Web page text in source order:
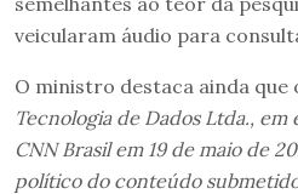
veicularam áudio para
O ministro destaca ainda que
Tecnologia de Dados Ltda.,
CNN Brasil em 19 de maio de
político do conteúdo